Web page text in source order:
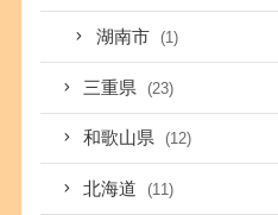
湖南市 (1)
三重県 (23)
和歌山県 (12)
北海道 (11)